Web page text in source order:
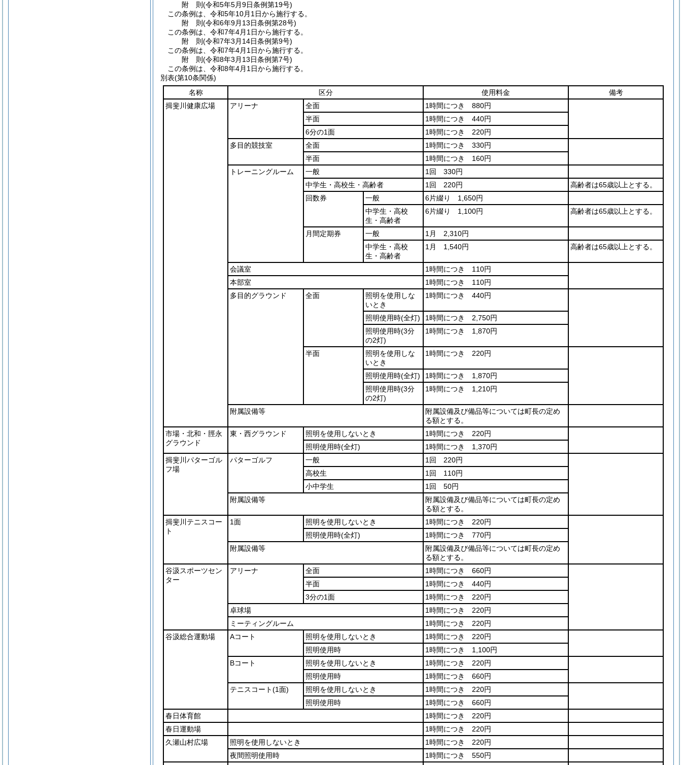
附 則(令和5年5月9日条例第19号)
この条例は、令和5年10月1日から施行する。
附 則(令和6年9月13日条例第28号)
この条例は、令和7年4月1日から施行する。
附 則(令和7年3月14日条例第9号)
この条例は、令和7年4月1日から施行する。
附 則(令和8年3月13日条例第7号)
この条例は、令和8年4月1日から施行する。
別表(第10条関係)
名称
区分 使用料金
備考
揖斐川健康広場
アリーナ 全面
1時間につき 880円
半面
1時間につき 440円
6分の1面
1時間につき 220円
多目的競技室
全面
1時間につき 330円
半面
1時間につき 160円
トレーニングルーム
一般
1回 330円
中学生・高校生・高齢者
1回 220円
高齢者は65歳以上とする。
回数券
一般
6片綴り 1,650円
中学生・高校
生・高齢者
6片綴り 1,100円 高齢者は65歳以上とする。
月間定期券 一般
1月 2,310円
中学生・高校
生・高齢者
1月 1,540円 高齢者は65歳以上とする。
会議室
1時間につき 110円
本部室
1時間につき 110円
多目的グラウンド
全面
照明を使用しな
いとき
1時間につき 440円
照明使用時(全灯)
1時間につき 2,750円
照明使用時(3分
の2灯)
1時間につき 1,870円
半面
照明を使用しな
いとき
1時間につき 220円
照明使用時(全灯)
1時間につき 1,870円
照明使用時(3分
の2灯)
1時間につき 1,210円
附属設備等
附属設備及び備品等については町長の定め
る額とする。
市場・北和・脛永
グラウンド
東・西グラウンド 照明を使用しないとき
1時間につき 220円
照明使用時(全灯)
1時間につき 1,370円
揖斐川パターゴル
フ場
パターゴルフ 一般
1回 220円
高校生
1回 110円
小中学生
1回 50円
附属設備等
附属設備及び備品等については町長の定め
る額とする。
揖斐川テニスコー
ト
1面 照明を使用しないとき
1時間につき 220円
照明使用時(全灯)
1時間につき 770円
附属設備等
附属設備及び備品等については町長の定め
る額とする。
谷汲スポーツセン
ター
アリーナ 全面
1時間につき 660円
半面
1時間につき 440円
3分の1面
1時間につき 220円
卓球場
1時間につき 220円
ミーティングルーム
1時間につき 220円
谷汲総合運動場
Aコート 照明を使用しないとき
1時間につき 220円
照明使用時
1時間につき 1,100円
Bコート
照明を使用しないとき
1時間につき 220円
照明使用時
1時間につき 660円
テニスコート(1面) 照明を使用しないとき
1時間につき 220円
照明使用時
1時間につき 660円
春日体育館
1時間につき 220円
春日運動場
1時間につき 220円
久瀬山村広場
照明を使用しないとき
1時間につき 220円
夜間照明使用時
1時間につき 550円